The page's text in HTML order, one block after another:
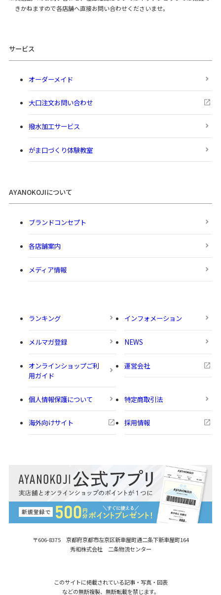
〒606-8375 京都府京都市左京区新車屋町通二条下新車屋町164
秀和株式会社 二条物流センター
きかねますので各店舗へ直接お問い合わせくださいませ。
サービス
オーダーメイド
大口注文お問い合わせ
撥水加工サービス
がま口づくり体験教室
AYANOKOJIについて
ブランドコンセプト
各店舗案内
メディア情報
ランキング インフォメーション
メルマガ登録 NEWS
オンラインショップご利
用ガイド
運営会社
個人情報保護について 特定商取引法
海外向けサイト 採用情報
このサイトに掲載されている記事・写真・図表
などの無断複製、無断転載を禁じます。